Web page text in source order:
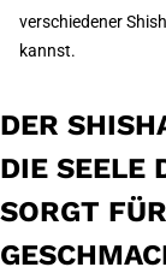
verschiedener
kannst.
DER
DIE SEELE
SORGT